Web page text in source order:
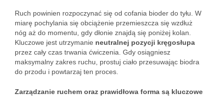
Ruch powinien rozpoczynać się od cofania bioder do tyłu. W
miarę pochylania się obciążenie przemieszcza się wzdłuż
nóg aż do momentu, gdy dłonie znajdą się poniżej kolan.
Kluczowe jest utrzymanie neutralnej pozycji kręgosłupa
przez cały czas trwania ćwiczenia. Gdy osiągniesz
maksymalny zakres ruchu, prostuj ciało przesuwając biodra
do przodu i powtarzaj ten proces.
Zarządzanie ruchem oraz prawidłowa forma są kluczowe